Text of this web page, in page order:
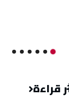
قراءة